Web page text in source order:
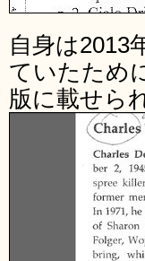
自身は2013
ていたため
版に載せら